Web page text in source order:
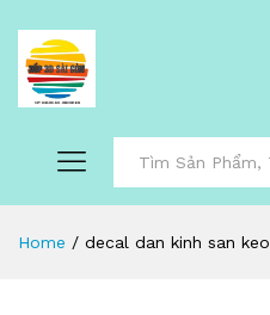
Home / decal dan kinh san keo